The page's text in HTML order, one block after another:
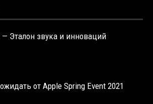
— Эталон звука и инноваций
от Apple Spring Event 2021